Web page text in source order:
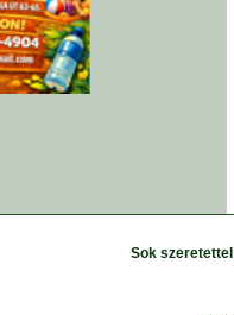
Sok